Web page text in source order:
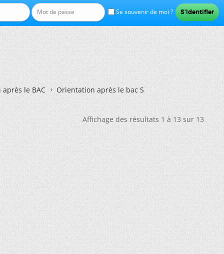
Se souvenir de moi ?
le BAC Orientation après le bac S
Affichage des résultats 1 à 13 sur 13